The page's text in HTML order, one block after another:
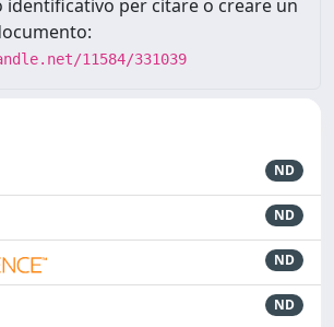
identificativo per citare o creare un
11584/331039
ND
ND
ND
ND